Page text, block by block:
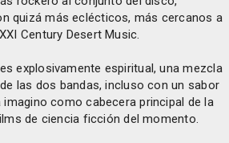
quizá más eclécticos, más cercanos a
Century Desert Music.
explosivamente espiritual, una mezcla
las dos bandas, incluso con un sabor
como cabecera principal de la
de ciencia ficción del momento.